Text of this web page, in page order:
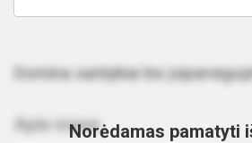
Domina santykiai be
Apie maneNorėdamas pamatyti